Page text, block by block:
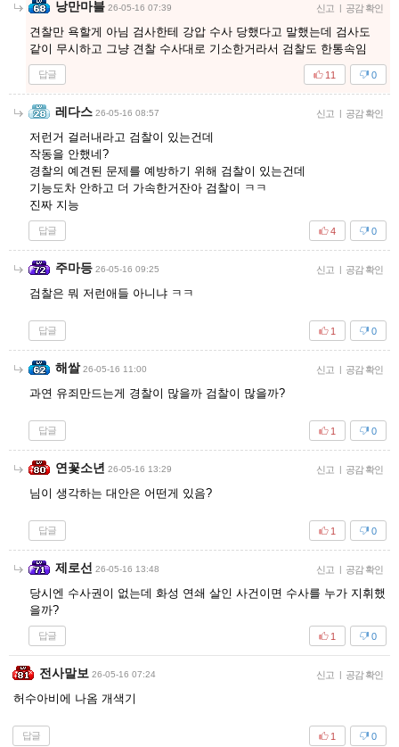
낭만마블 26-05-16 07:39 신고 | 공감 확인
견찰만 욕할게 아님 검사한테 강압 수사 당했다고 말했는데 검사도
같이 무시하고 그냥 견찰 수사대로 기소한거라서 검찰도 한통속임
답글 0
11
레다스 26-05-16 08:57 신고 | 공감 확인
저런거 걸러내라고 검찰이 있는건데
작동을 안했네?
경찰의 예견된 문제를 예방하기 위해 검찰이 있는건데
기능도차 안하고 더 가속한거잔아 검찰이 ㅋㅋ
진짜 지능
답글 0
4
주마등 26-05-16 09:25 신고 | 공감 확인
검찰은 뭐 저런애들 아니냐 ㅋㅋ
답글 0
1
해쌀 26-05-16 11:00 신고 | 공감 확인
과연 유죄만드는게 경찰이 많을까 검찰이 많을까?
답글 0
1
연꽃소년 26-05-16 13:29 신고 | 공감 확인
님이 생각하는 대안은 어떤게 있음?
답글 0
1
제로선 26-05-16 13:48 신고 | 공감 확인
당시엔 수사권이 없는데 화성 연쇄 살인 사건이면 수사를 누가 지휘했
을까?
답글 0
1
전사말보 26-05-16 07:24 신고 | 공감 확인
허수아비에 나옴 개색기
답글 0
1